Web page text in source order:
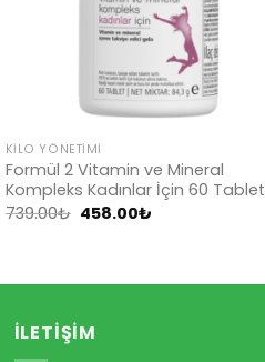
KILO YÖNETIMI
Formül 2 Vitamin ve Mineral
Kompleks Kadınlar İçin 60 Tablet
739.00₺ Orijinal
458.00₺
İLETIŞIM